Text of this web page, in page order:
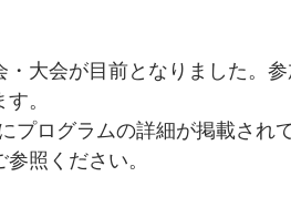
大会が目前となりました。
。
プログラムの詳細が掲載され
照ください。